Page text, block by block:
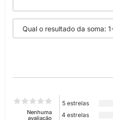
Nenhuma
avaliação
5 estrelas
4 estrelas